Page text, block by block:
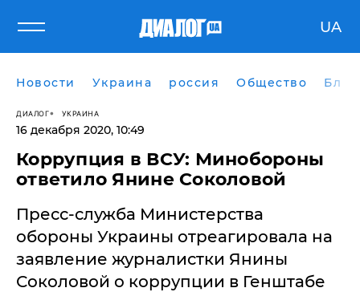
UA
Новости Украина россия Общество
ДИАЛОГ УКРАИНА
16 декабря 2020, 10:49
Коррупция в ВСУ: Минобороны
ответило Янине Соколовой
Пресс-служба Министерства
обороны Украины отреагировала на
заявление журналистки Янины
Соколовой о коррупции в Генштабе